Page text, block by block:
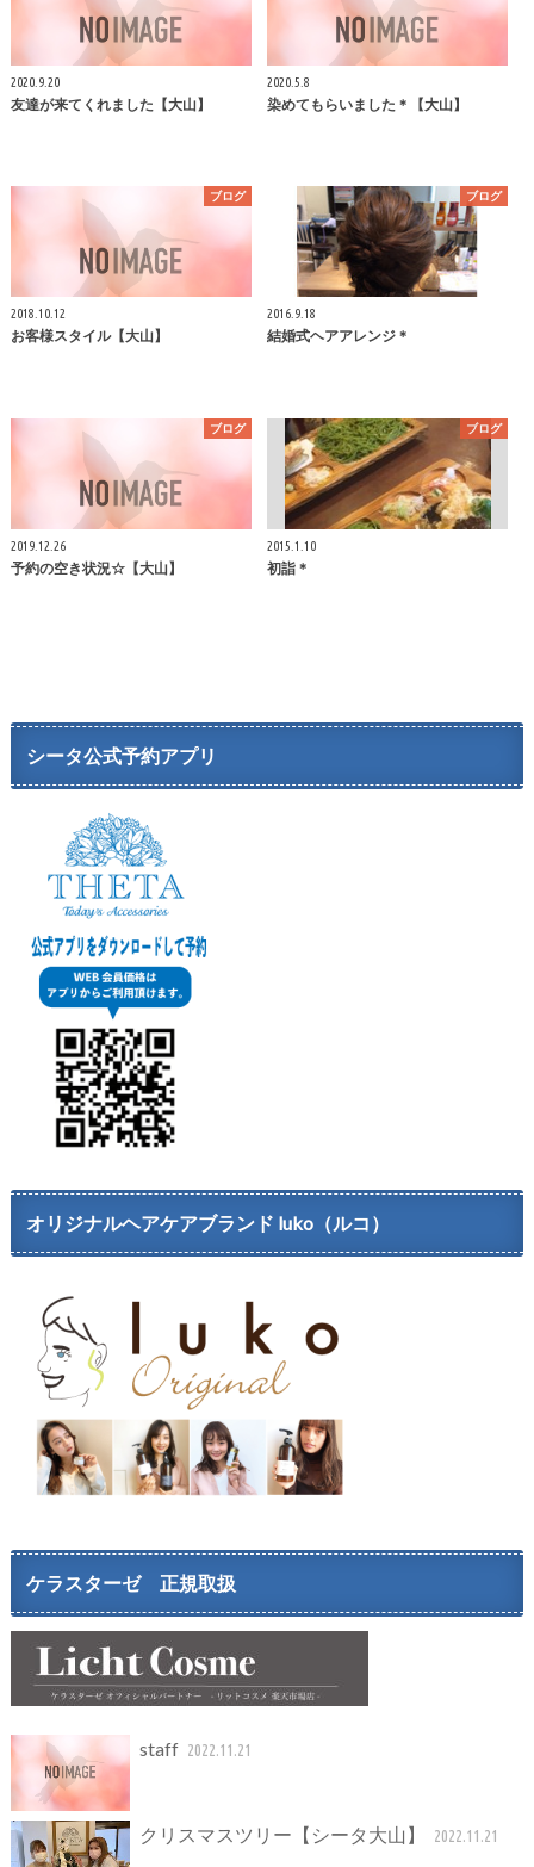
2020.9.20
友達が来てくれました【大山】
2020.5.8
染めてもらいました＊【大山】
ブログ
2018.10.12
お客様スタイル【大山】
ブログ
2016.9.18
結婚式ヘアアレンジ＊
ブログ
2019.12.26
予約の空き状況☆【大山】
ブログ
2015.1.10
初詣＊
シータ公式予約アプリ
オリジナルヘアケアブランド luko（ルコ）
ケラスターゼ 正規取扱
staff 2022.11.21
クリスマスツリー【シータ大山】 2022.11.21